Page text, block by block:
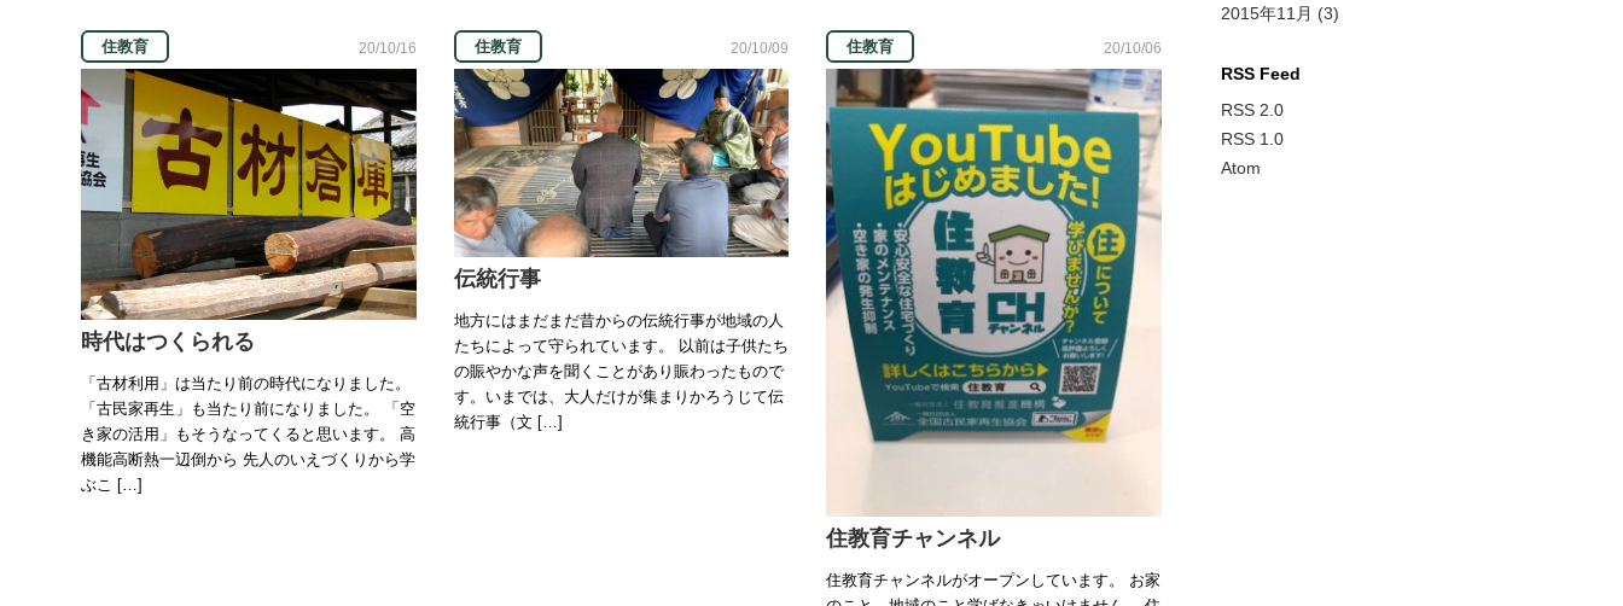
住教育 20/10/16
時代はつくられる
「古材利用」は当たり前の時代になりました。
「古民家再生」も当たり前になりました。 「空
き家の活用」もそうなってくると思います。 高
機能高断熱一辺倒から 先人のいえづくりから学
ぶこ […]
住教育 20/10/09
伝統行事
地方にはまだまだ昔からの伝統行事が地域の人
たちによって守られています。 以前は子供たち
の賑やかな声を聞くことがあり賑わったもので
す。いまでは、大人だけが集まりかろうじて伝
統行事（文 […]
住教育 20/10/06
住教育チャンネル
住教育チャンネルがオープンしています。 お家
2015年11月 (3)
RSS Feed
RSS 2.0
RSS 1.0
Atom